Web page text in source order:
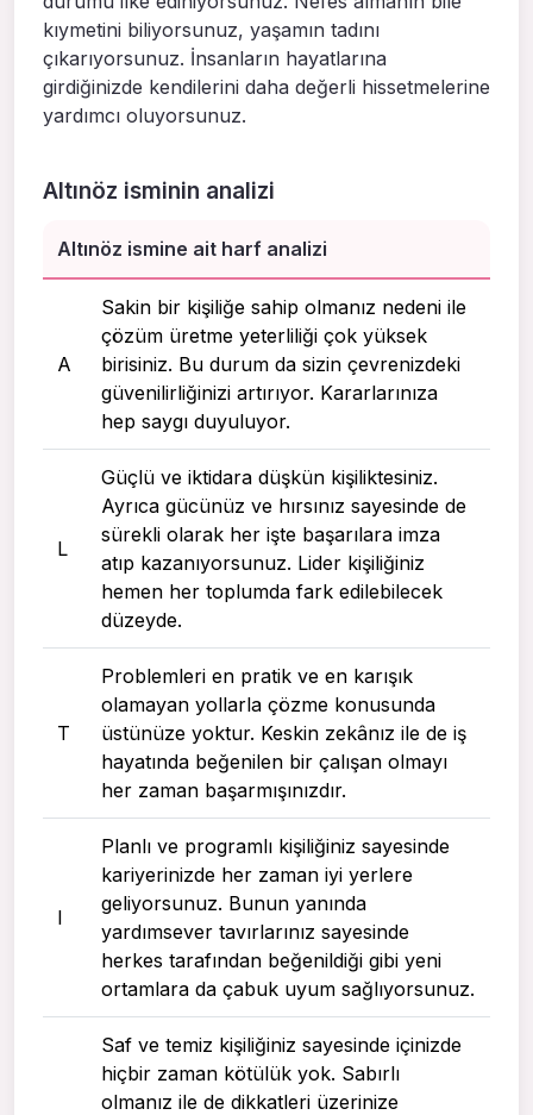
kıymetini biliyorsunuz, yaşamın tadını
çıkarıyorsunuz. İnsanların hayatlarına
girdiğinizde kendilerini daha değerli hissetmelerine
yardımcı oluyorsunuz.
Altınöz isminin analizi
Altınöz ismine ait harf analizi
A
Sakin bir kişiliğe sahip olmanız nedeni ile
çözüm üretme yeterliliği çok yüksek
birisiniz. Bu durum da sizin çevrenizdeki
güvenilirliğinizi artırıyor. Kararlarınıza
hep saygı duyuluyor.
L
Güçlü ve iktidara düşkün kişiliktesiniz.
Ayrıca gücünüz ve hırsınız sayesinde de
sürekli olarak her işte başarılara imza
atıp kazanıyorsunuz. Lider kişiliğiniz
hemen her toplumda fark edilebilecek
düzeyde.
T
Problemleri en pratik ve en karışık
olamayan yollarla çözme konusunda
üstünüze yoktur. Keskin zekânız ile de iş
hayatında beğenilen bir çalışan olmayı
her zaman başarmışınızdır.
I
Planlı ve programlı kişiliğiniz sayesinde
kariyerinizde her zaman iyi yerlere
geliyorsunuz. Bunun yanında
yardımsever tavırlarınız sayesinde
herkes tarafından beğenildiği gibi yeni
ortamlara da çabuk uyum sağlıyorsunuz.
Saf ve temiz kişiliğiniz sayesinde içinizde
hiçbir zaman kötülük yok. Sabırlı
olmanız ile de dikkatleri üzerinize